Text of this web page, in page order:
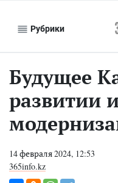
Рубрики
Будущее
развитии
14 февраля 2024, 12:53
365info.kz